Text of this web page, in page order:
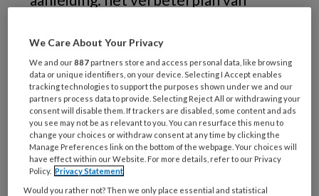
‘Het douchen is nu is veel minder
belastend voor cliënt én verzorgende.’
We Care About Your Privacy
We and our887 partners store and access personal data, like browsing
data or unique identifiers, on your device. Selecting I Accept enables
tracking technologies to support the purposes shown under we and our
partners process data to provide. Selecting Reject All or withdrawing your
consent will disable them. If trackers are disabled, some content and ads
you see may not be as relevant to you. You can resurface this menu to
change your choices or withdraw consent at any time by clicking the
Manage Preferences link on the bottom of the webpage. Your choices will
have effect within our Website. For more details, refer to our Privacy
Policy. Privacy Statement
Would you rather not? Then we only place essential and statistical